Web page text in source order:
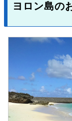
ヨロン島の